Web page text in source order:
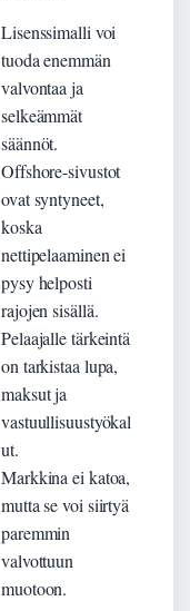
Lisenssimalli voi
tuoda enemmän
valvontaa ja
selkeämmät
säännöt.
Offshore-sivustot
ovat syntyneet,
koska
nettipelaaminen ei
pysy helposti
rajojen sisällä.
Pelaajalle tärkeintä
on tarkistaa lupa,
maksut ja
vastuullisuustyökal
ut.
Markkina ei katoa,
mutta se voi siirtyä
paremmin
valvottuun
muotoon.